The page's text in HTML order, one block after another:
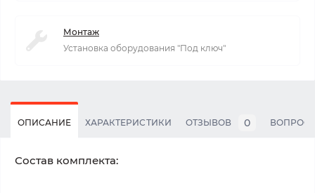
Монтаж
Установка оборудования "Под ключ"
ОПИСАНИЕ ХАРАКТЕРИСТИКИ ОТЗЫВОВ 0
Состав комплекта: